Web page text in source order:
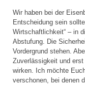
Wir haben bei der
Entscheidung sein
Wirtschaftlichkeit“ – in
Abstufung. Die
Vordergrund stehen.
Zuverlässigkeit und
wirken. Ich möchte
verschonen, bei denen